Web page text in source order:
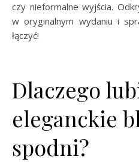
czy nieformalne wyjścia.
w oryginalnym wydaniu i
łączyć!
Dlaczego
eleganckie
spodni?